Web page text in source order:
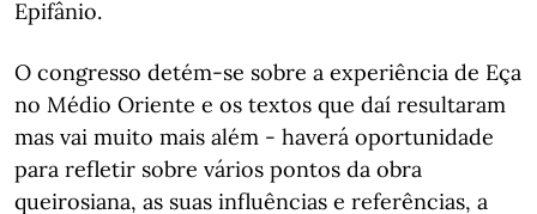
Epifânio.
O congresso detém-se sobre a experiência de Eça
no Médio Oriente e os textos que daí resultaram
mas vai muito mais além - haverá oportunidade
para refletir sobre vários pontos da obra
queirosiana, as suas influências e referências, a